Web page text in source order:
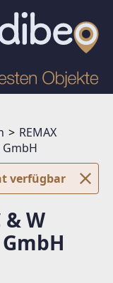
REMAX
verfügbar
& W